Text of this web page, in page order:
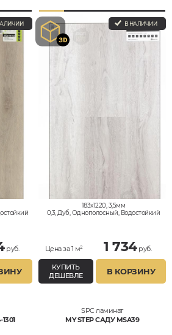
руб.
В НАЛИЧИИ
183x1220, 3,5мм
0,3, Дуб, Однополосный, Водостойкий
Цена за 1 м² 1 734руб.
КУПИТЬ
ДЕШЕВЛЕ
В КОРЗИНУ
SPC ламинат
MY STEP САДУ MSA39